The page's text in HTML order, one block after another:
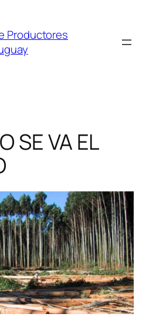
Productores
SE VA EL